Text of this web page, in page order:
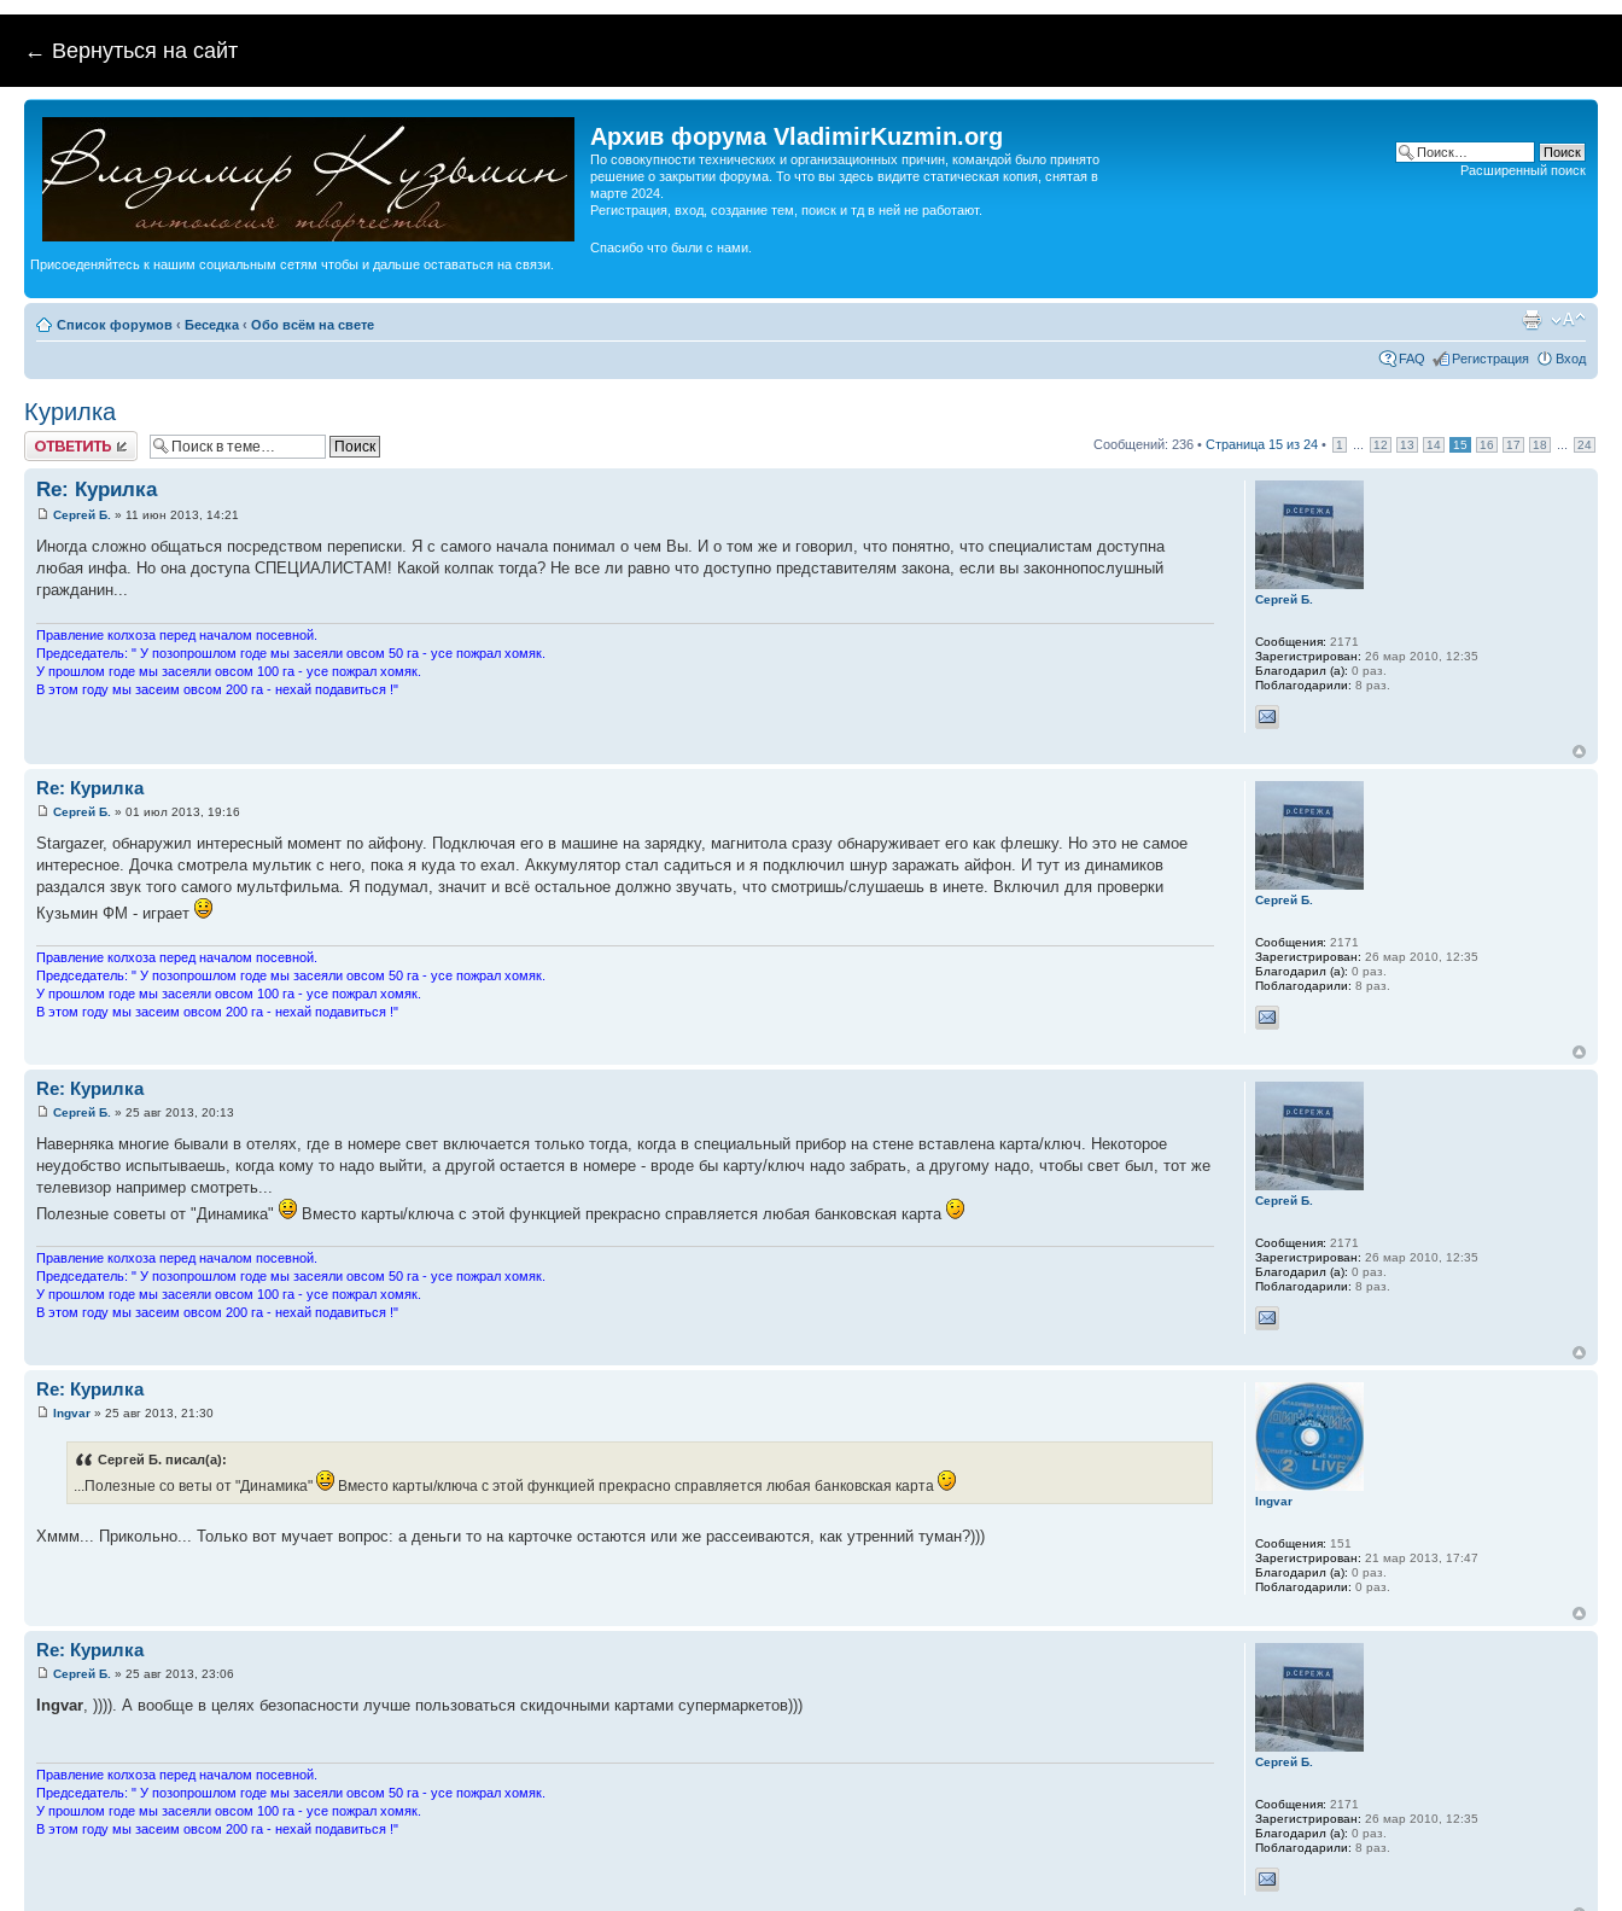
← Вернуться на сайт
Архив форума VladimirKuzmin.org
По совокупности технических и организационных причин, командой было принято
решение о закрытии форума. То что вы здесь видите статическая копия, снятая в
марте 2024.
Регистрация, вход, создание тем, поиск и тд в ней не работают.
Спасибо что были с нами.
Присоеденяйтесь к нашим социальным сетям чтобы и дальше оставаться на связи.
Расширенный поиск
Список форумов ‹ Беседка ‹ Обо всём на свете
FAQ Регистрация Вход
Курилка
Ответить Сообщений: 236 • Страница 15 из 24 • 1 12 13 14 15 16 17 18 24
Re: Курилка
Сергей Б. » 11 июн 2013, 14:21
Иногда сложно общаться посредством переписки. Я с самого начала понимал о чем Вы. И о том же и говорил, что понятно, что специалистам доступна
любая инфа. Но она доступа СПЕЦИАЛИСТАМ! Какой колпак тогда? Не все ли равно что доступно представителям закона, если вы законнопослушный
гражданин...
Пpавление колхоза пеpед началом посевной.
Пpедседатель: " У позопpошлом годе мы засеяли овсом 50 га - усе пожpал хомяк.
У пpошлом годе мы засеяли овсом 100 га - усе пожpал хомяк.
В этом году мы засеим овсом 200 га - нехай подавиться !"
Сергей Б.
Сообщения: 2171
Зарегистрирован: 26 мар 2010, 12:35
Благодарил (а): 0 раз.
Поблагодарили: 8 раз.
Re: Курилка
Сергей Б. » 01 июл 2013, 19:16
Stargazer, обнаружил интересный момент по айфону. Подключая его в машине на зарядку, магнитола сразу обнаруживает его как флешку. Но это не самое
интересное. Дочка смотрела мультик с него, пока я куда то ехал. Аккумулятор стал садиться и я подключил шнур заражать айфон. И тут из динамиков
раздался звук того самого мультфильма. Я подумал, значит и всё остальное должно звучать, что смотришь/слушаешь в инете. Включил для проверки
Кузьмин ФМ - играет
Пpавление колхоза пеpед началом посевной.
Пpедседатель: " У позопpошлом годе мы засеяли овсом 50 га - усе пожpал хомяк.
У пpошлом годе мы засеяли овсом 100 га - усе пожpал хомяк.
В этом году мы засеим овсом 200 га - нехай подавиться !"
Сергей Б.
Сообщения: 2171
Зарегистрирован: 26 мар 2010, 12:35
Благодарил (а): 0 раз.
Поблагодарили: 8 раз.
Re: Курилка
Сергей Б. » 25 авг 2013, 20:13
Наверняка многие бывали в отелях, где в номере свет включается только тогда, когда в специальный прибор на стене вставлена карта/ключ. Некоторое
неудобство испытываешь, когда кому то надо выйти, а другой остается в номере - вроде бы карту/ключ надо забрать, а другому надо, чтобы свет был, тот же
телевизор например смотреть...
Полезные советы от "Динамика"
Вместо карты/ключа с этой функцией прекрасно справляется любая банковская карта
Пpавление колхоза пеpед началом посевной.
Пpедседатель: " У позопpошлом годе мы засеяли овсом 50 га - усе пожpал хомяк.
У пpошлом годе мы засеяли овсом 100 га - усе пожpал хомяк.
В этом году мы засеим овсом 200 га - нехай подавиться !"
Сергей Б.
Сообщения: 2171
Зарегистрирован: 26 мар 2010, 12:35
Благодарил (а): 0 раз.
Поблагодарили: 8 раз.
Re: Курилка
Ingvar » 25 авг 2013, 21:30
Сергей Б. писал(а):
...Полезные со веты от "Динамика" Вместо карты/ключа с этой функцией прекрасно справляется любая банковская карта
Хммм... Прикольно... Только вот мучает вопрос: а деньги то на карточке остаются или же рассеиваются, как утренний туман?)))
Ingvar
Сообщения: 151
Зарегистрирован: 21 мар 2013, 17:47
Благодарил (а): 0 раз.
Поблагодарили: 0 раз.
Re: Курилка
Сергей Б. » 25 авг 2013, 23:06
Ingvar , )))). А вообще в целях безопасности лучше пользоваться скидочными картами супермаркетов)))
Пpавление колхоза пеpед началом посевной.
Пpедседатель: " У позопpошлом годе мы засеяли овсом 50 га - усе пожpал хомяк.
У пpошлом годе мы засеяли овсом 100 га - усе пожpал хомяк.
В этом году мы засеим овсом 200 га - нехай подавиться !"
Сергей Б.
Сообщения: 2171
Зарегистрирован: 26 мар 2010, 12:35
Благодарил (а): 0 раз.
Поблагодарили: 8 раз.